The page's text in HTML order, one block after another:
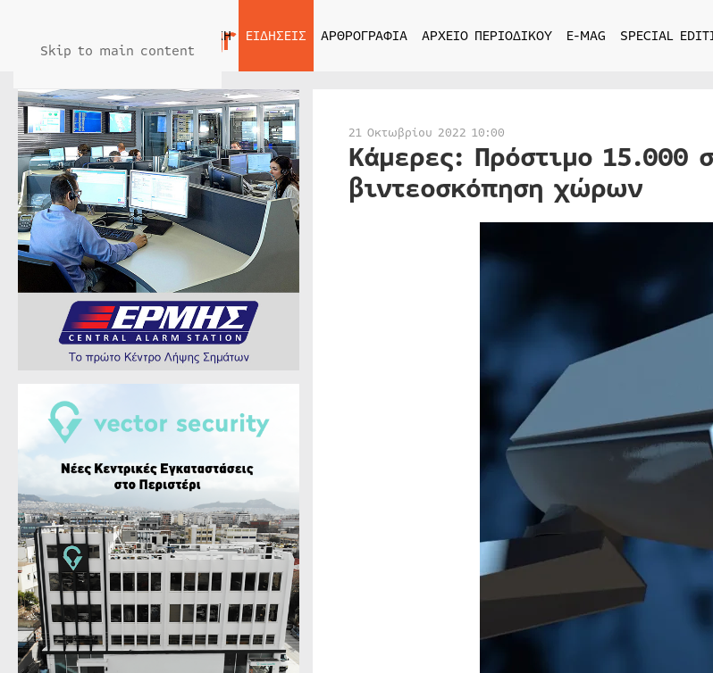
Skip to main content
ΑΡΧΙΚΗ ΕΙΔΗΣΕΙΣ ΑΡΘΡΟΓΡΑΦΙΑ ΑΡΧΕΙΟ ΠΕΡΙΟΔΙΚΟΥ E-MAG SPECIAL
21 Οκτωβρίου 2022 10:00
Κάμερες: Πρόστιμο 15.000
βιντεοσκόπηση χώρων